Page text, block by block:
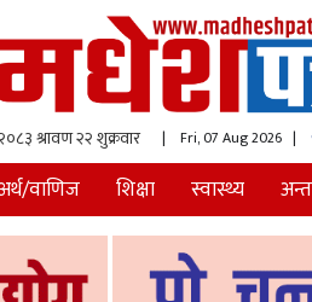
| Fri, 07 Aug 2026 |
वाणिज शिक्षा स्वास्थ्य